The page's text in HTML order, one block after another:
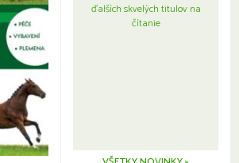
ďalších skvelých titulov na
čítanie